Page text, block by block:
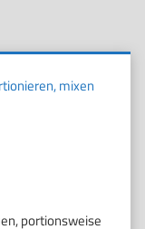
mixen
portionsweise